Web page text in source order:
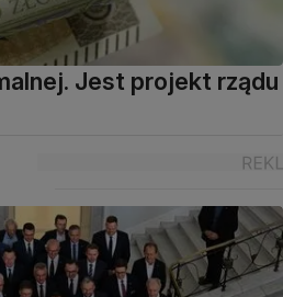
Jest projekt rządu